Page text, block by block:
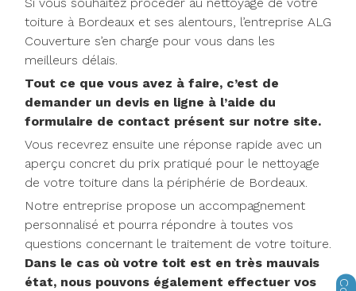
toiture à Bordeaux et ses alentours, l’entreprise ALG
Couverture s’en charge pour vous dans les
meilleurs délais.
Tout ce que vous avez à faire, c’est de
demander un devis en ligne à l’aide du
formulaire de contact présent sur notre site.
Vous recevrez ensuite une réponse rapide avec un
aperçu concret du prix pratiqué pour le nettoyage
de votre toiture dans la périphérie de Bordeaux.
Notre entreprise propose un accompagnement
personnalisé et pourra répondre à toutes vos
questions concernant le traitement de votre toiture.
Dans le cas où votre toit est en très mauvais
état, nous pouvons également effectuer vos